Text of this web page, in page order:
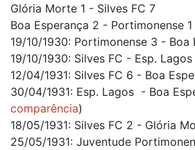
Glória Morte 1 - Silves FC 7
Boa Esperança 2 - Portimonense 1
19/10/1930: Portimonense 3 - Boa
19/10/1930: Silves FC - Esp. Lagos
12/04/1931: Silves FC 6 - Boa
30/04/1931: Esp. Lagos - Boa
comparência)
18/05/1931: Silves FC 2 - Glória
25/05/1931: Juventude